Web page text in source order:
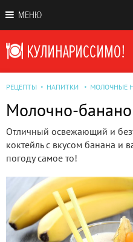
МЕНЮ
РЕЦЕПТЫ НАПИТКИ МОЛОЧНЫЕ
Молочно-
Отличный освежающий и
коктейль с вкусом банана и
погоду самое то!